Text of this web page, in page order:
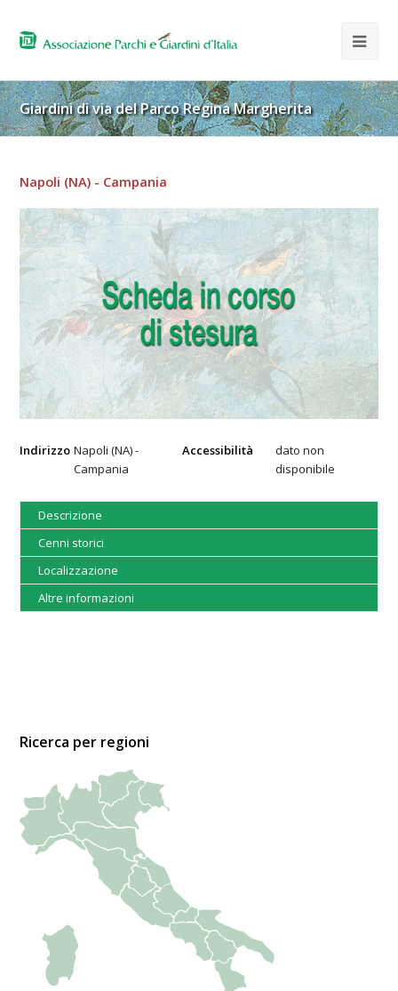
Giardini di via del Parco Regina Margherita
Napoli (NA) - Campania
Indirizzo Napoli (NA) -
Campania
Accessibilità
dato non
disponibile
Descrizione
Cenni storici
Localizzazione
Altre informazioni
Ricerca per regioni